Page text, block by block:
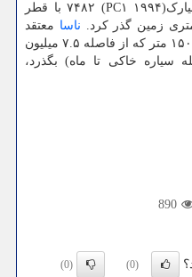
این در ۱۸ ژانویه ۲۰۲۲ میلادی سیارک(۱۹۹۴ PC۱) ۷۴۸۲ با قطر
ناسا معتقد
می باشد هر سیارک با حداقل قطر ۱۵۰ متر که از فاصله ۷.۵ میلیون
برابر فاصله سیاره خاکی تا ماه) بگذرد،
890
(0)
(0)